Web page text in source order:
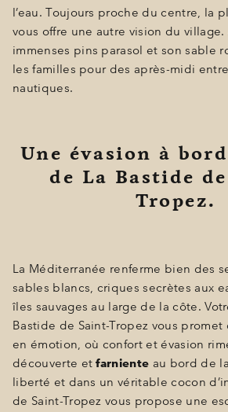
l’eau. Toujours proche du centre, la
vous offre une autre vision du village.
immenses pins parasol et son sable
les familles pour des après-midi
nautiques.
Une évasion à
de La Bastide
Tropez.
La Méditerranée renferme bien des
sables blancs, criques secrètes aux
îles sauvages au large de la côte.
Bastide de Saint-Tropez vous
en émotion, où confort et évasion
découverte etfarniente au bord de
liberté et dans un véritable cocon
de Saint-Tropez vous propose une